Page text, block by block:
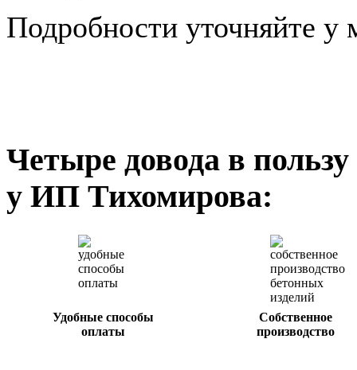
Подробности уточняйте у
Четыре довода в
у ИП Тихомирова:
Удобные способы
оплаты
Собственное
производство